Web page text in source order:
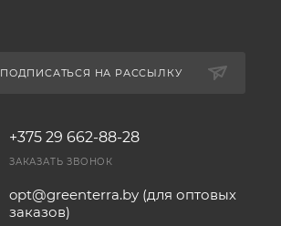
ПОДПИСАТЬСЯ НА РАССЫЛКУ
+375 29 662-88-28
ЗАКАЗАТЬ ЗВОНОК
opt@greenterra.by (для оптовых
заказов)